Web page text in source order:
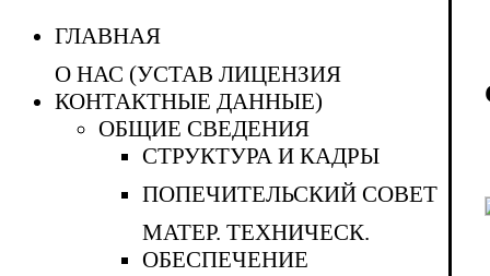
ГЛАВНАЯ
О НАС (УСТАВ ЛИЦЕНЗИЯ
КОНТАКТНЫЕ ДАННЫЕ)
ОБЩИЕ СВЕДЕНИЯ
СТРУКТУРА И КАДРЫ
ПОПЕЧИТЕЛЬСКИЙ СОВЕТ
МАТЕР. ТЕХНИЧЕСК.
ОБЕСПЕЧЕНИЕ